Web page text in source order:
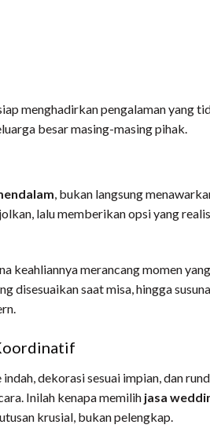
menghadirkan pengalaman yang
besar masing-masing pihak.
, bukan langsung
lalu memberikan opsi yang
keahliannya merancang momen yang
disesuaikan saat misa, hingga
dekorasi sesuai impian, dan
Inilah kenapa memilih jasa
krusial, bukan pelengkap.